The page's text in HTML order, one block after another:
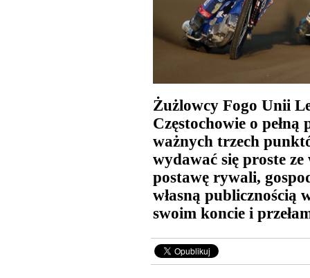
Żużlowcy Fogo Unii
Częstochowie o
ważnych trzech
wydawać się proste
postawę rywali,
własną publicznością
swoim koncie i